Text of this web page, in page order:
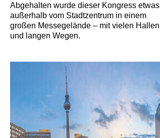
Abgehalten wurde dieser Kongress etwas
außerhalb vom Stadtzentrum in einem
großen Messegelände – mit vielen Hallen
und langen Wegen.